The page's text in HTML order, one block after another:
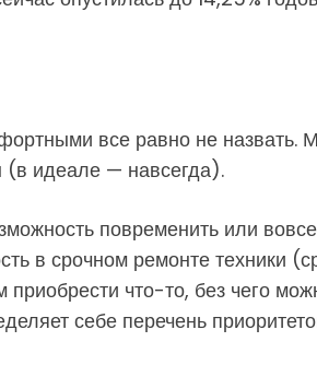
все равно не назвать.
(в идеале — навсегда).
повременить или
в срочном ремонте техники
что-то, без чего
себе перечень